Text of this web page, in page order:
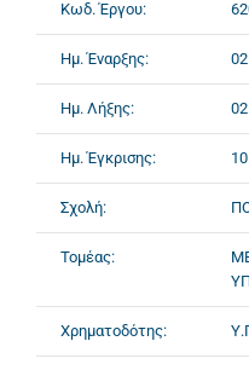
Κωδ. Έργου:
Ημ. Έναρξης:
Ημ. Λήξης:
Ημ. Έγκρισης:
Σχολή:
Τομέας:
Χρηματοδότης: